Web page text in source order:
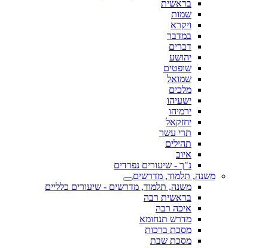
בראשית
שמות
ויקרא
במדבר
דברים
יהושע
שופטים
שמואל
מלכים
ישעיהו
ירמיהו
יחזקאל
תרי עשר
תהילים
איוב
נ"ך - שיעורים נפרדים
משנה, תלמוד, מדרשים
משנה, תלמוד, מדרשים - שיעורים כלליים
בראשית רבה
איכה רבה
מדרש תנחומא
מסכת ברכות
מסכת שבת